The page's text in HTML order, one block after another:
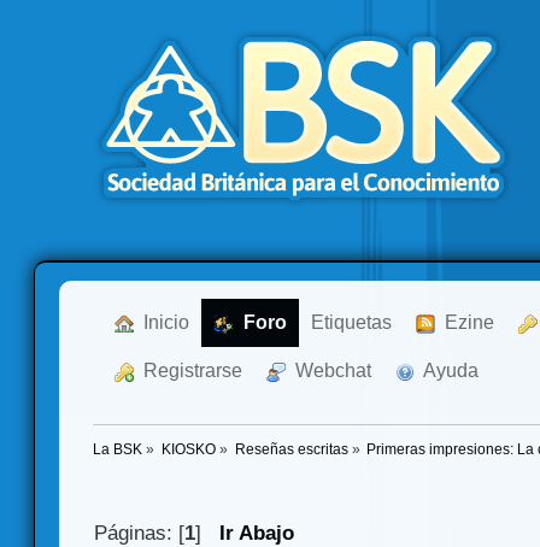
Inicio Foro Etiquetas Ezine
Registrarse Webchat Ayuda
La BSK » KIOSKO» Reseñas escritas» Primeras impresiones:
Páginas: [1] Ir Abajo